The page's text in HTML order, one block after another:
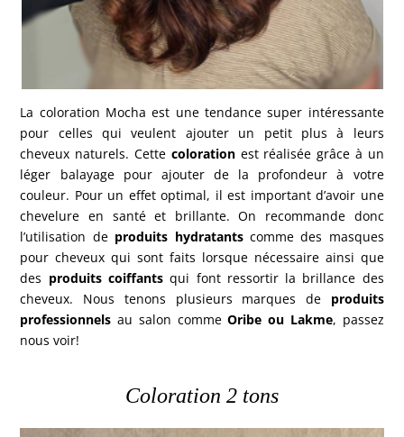
La coloration Mocha est une tendance super intéressante
pour celles qui veulent ajouter un petit plus à leurs
cheveux naturels. Cette colorationest réalisée grâce à un
léger balayage pour ajouter de la profondeur à votre
couleur. Pour un effet optimal, il est important d’avoir une
chevelure en santé et brillante. On recommande donc
l’utilisation de produits hydratantscomme des masques
pour cheveux qui sont faits lorsque nécessaire ainsi que
des produits coiffantsqui font ressortir la brillance des
cheveux. Nous tenons plusieurs marques de produits
professionnels au salon commeOribe ou Lakme, passez
nous voir!
Coloration 2 tons